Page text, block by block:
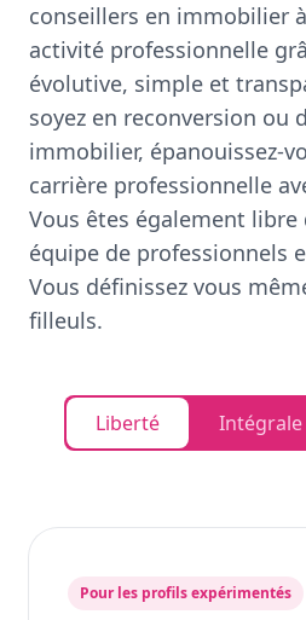
conseillers en immobilier
activité professionnelle
évolutive, simple et
soyez en reconversion ou
immobilier, épanouissez-
carrière professionnelle
Vous êtes également
équipe de professionnels
Vous définissez vous
filleuls.
Liberté Intégrale
Pour les profils expérimentés